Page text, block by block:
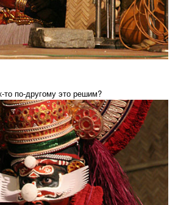
то по-другому это решим?